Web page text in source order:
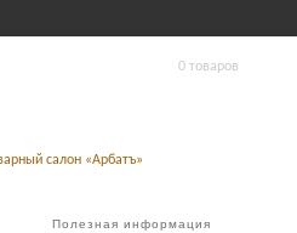
0 товаров
Полезная информация